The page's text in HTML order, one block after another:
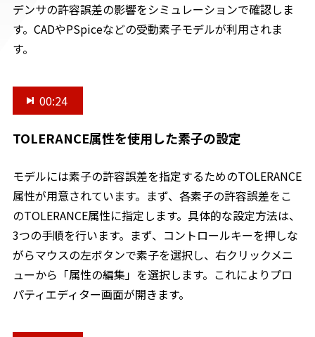
デンサの許容誤差の影響をシミュレーションで確認しま
す。CADやPSpiceなどの受動素子モデルが利用されま
す。
00:24
TOLERANCE属性を使用した素子の設定
モデルには素子の許容誤差を指定するためのTOLERANCE
属性が用意されています。まず、各素子の許容誤差をこ
のTOLERANCE属性に指定します。具体的な設定方法は、
3つの手順を行います。まず、コントロールキーを押しな
がらマウスの左ボタンで素子を選択し、右クリックメニ
ューから「属性の編集」を選択します。これによりプロ
パティエディター画面が開きます。